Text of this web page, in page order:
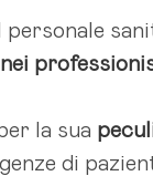
nei
la sua
di